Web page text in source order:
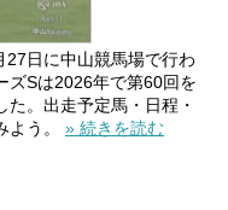
日に中山競馬場で行わ
ズSは2026年で第60回を
。出走予定馬・日程・
よう。 » 続きを読む